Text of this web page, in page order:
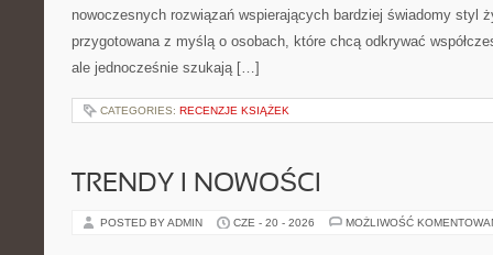
nowoczesnych rozwiązań wspierających bardziej świadomy styl
przygotowana z myślą o osobach, które chcą odkrywać
ale jednocześnie szukają […]
CATEGORIES: RECENZJE KSIĄŻEK
TRENDY I NOWOŚCI
POSTED BY ADMIN CZE - 20 - 2026 MOŻLIWOŚĆ